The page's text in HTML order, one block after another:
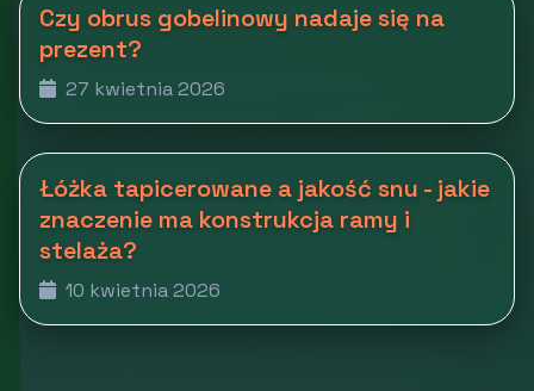
Czy obrus gobelinowy nadaje się na
prezent?
27 kwietnia 2026
Łóżka tapicerowane a jakość snu - jakie
znaczenie ma konstrukcja ramy i
stelaża?
10 kwietnia 2026